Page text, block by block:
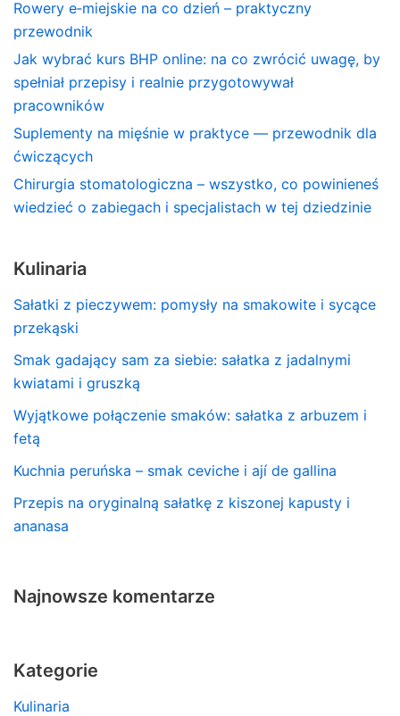
Rowery e‑miejskie na co dzień – praktyczny
przewodnik
Jak wybrać kurs BHP online: na co zwrócić uwagę, by
spełniał przepisy i realnie przygotowywał
pracowników
Suplementy na mięśnie w praktyce — przewodnik dla
ćwiczących
Chirurgia stomatologiczna – wszystko, co powinieneś
wiedzieć o zabiegach i specjalistach w tej dziedzinie
Kulinaria
Sałatki z pieczywem: pomysły na smakowite i sycące
przekąski
Smak gadający sam za siebie: sałatka z jadalnymi
kwiatami i gruszką
Wyjątkowe połączenie smaków: sałatka z arbuzem i
fetą
Kuchnia peruńska – smak ceviche i ají de gallina
Przepis na oryginalną sałatkę z kiszonej kapusty i
ananasa
Najnowsze komentarze
Kategorie
Kulinaria